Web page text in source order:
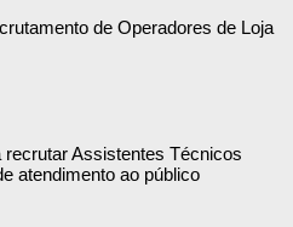
de Operadores de Loja
recrutar Assistentes Técnicos
atendimento ao público